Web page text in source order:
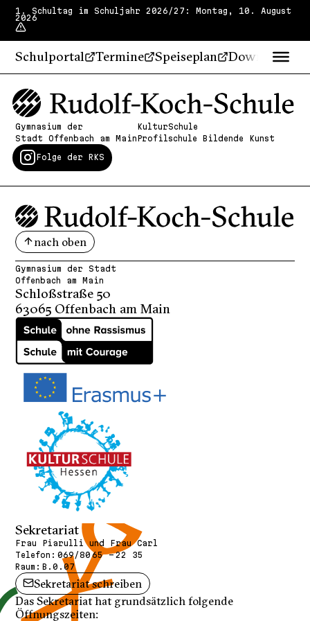
1. Schultag im Schuljahr 2026/27: Montag, 10. August
2026
Schulportal Termine Speiseplan Downloads
Gymnasium der
Stadt Offenbach am Main
KulturSchule
Profilschule Bildende Kunst
Folge der RKS
nach oben
Gymnasium der Stadt
Offenbach am Main
Schloßstraße 50
63065 Offenbach am Main
Sekretariat
Frau Piarulli und Frau Carl
Telefon: 069/80 65 - 22 35
Raum: B.0.07
Sekretariat schreiben
Das Sekretariat hat grundsätzlich folgende
Öffnungszeiten: